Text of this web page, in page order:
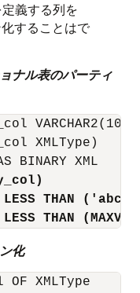
義する列を
することはで
ナル表のパーティ
VARCHAR2(10)
XMLType)
BINARY XML
LESS THAN
THAN
化
OF XMLType